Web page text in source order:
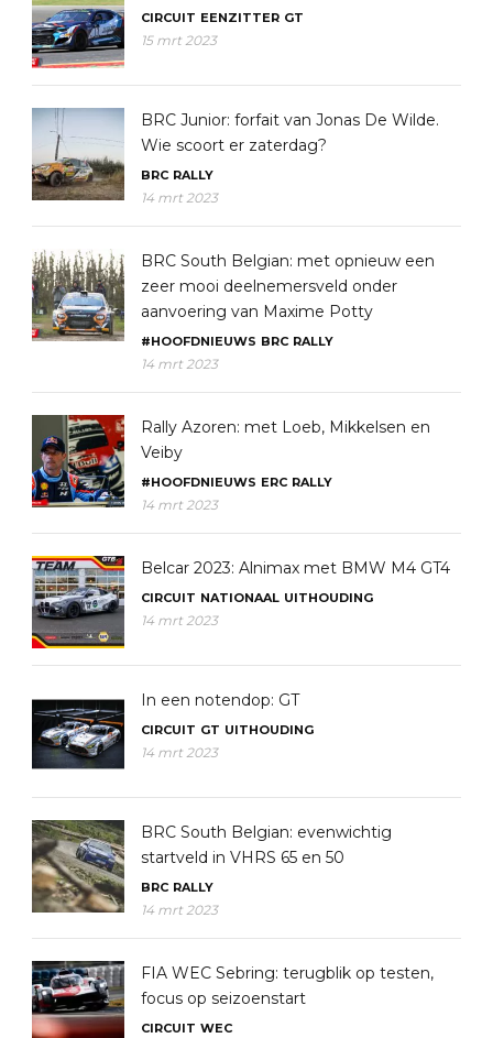
CIRCUIT EENZITTER GT
15 mrt 2023
BRC Junior: forfait van Jonas De Wilde.
Wie scoort er zaterdag?
BRC RALLY
14 mrt 2023
BRC South Belgian: met opnieuw een
zeer mooi deelnemersveld onder
aanvoering van Maxime Potty
#HOOFDNIEUWS BRC RALLY
14 mrt 2023
Rally Azoren: met Loeb, Mikkelsen en
Veiby
#HOOFDNIEUWS ERC RALLY
14 mrt 2023
Belcar 2023: Alnimax met BMW M4 GT4
CIRCUIT NATIONAAL UITHOUDING
14 mrt 2023
In een notendop: GT
CIRCUIT GT UITHOUDING
14 mrt 2023
BRC South Belgian: evenwichtig
startveld in VHRS 65 en 50
BRC RALLY
14 mrt 2023
FIA WEC Sebring: terugblik op testen,
focus op seizoenstart
CIRCUIT WEC